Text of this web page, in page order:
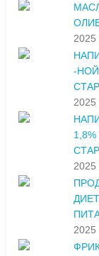
2025
-
2025
2025
2025